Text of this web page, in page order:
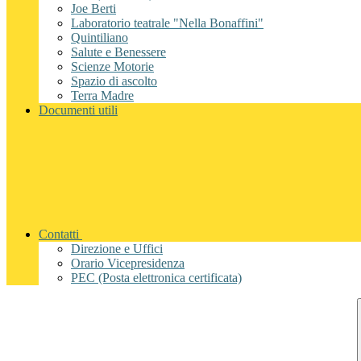
Joe Berti
Laboratorio teatrale "Nella Bonaffini"
Quintiliano
Salute e Benessere
Scienze Motorie
Spazio di ascolto
Terra Madre
Documenti utili
Contatti
Direzione e Uffici
Orario Vicepresidenza
PEC (Posta elettronica certificata)